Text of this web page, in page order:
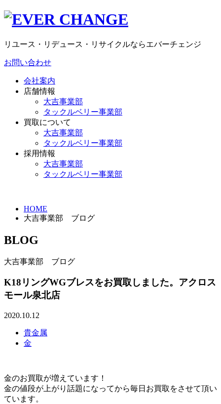
リユース・リデュース・リサイクルならエバーチェンジ
お問い合わせ
会社案内
店舗情報
大吉事業部
タックルベリー事業部
買取について
大吉事業部
タックルベリー事業部
採用情報
大吉事業部
タックルベリー事業部
HOME
大吉事業部 ブログ
BLOG
大吉事業部 ブログ
K18リングWGブレスをお買取しました。アクロス
モール泉北店
2020.10.12
貴金属
金
金のお買取が増えています！
金の値段が上がり話題になってから毎日お買取をさせて頂い
ています。